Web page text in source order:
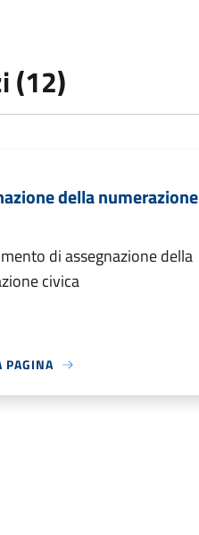
(12)
della numerazione
di assegnazione della
civica
PAGINA